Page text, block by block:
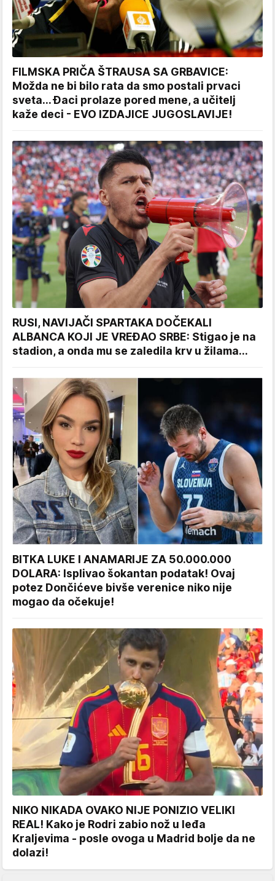
FILMSKA PRIČA ŠTRAUSA SA GRBAVICE:
Možda ne bi bilo rata da smo postali prvaci
sveta... Đaci prolaze pored mene, a učitelj
kaže deci - EVO IZDAJICE JUGOSLAVIJE!
RUSI, NAVIJAČI SPARTAKA DOČEKALI
ALBANCA KOJI JE VREĐAO SRBE: Stigao je na
stadion, a onda mu se zaledila krv u žilama...
BITKA LUKE I ANAMARIJE ZA 50.000.000
DOLARA: Isplivao šokantan podatak! Ovaj
potez Dončićeve bivše verenice niko nije
mogao da očekuje!
NIKO NIKADA OVAKO NIJE PONIZIO VELIKI
REAL! Kako je Rodri zabio nož u leđa
Kraljevima - posle ovoga u Madrid bolje da ne
dolazi!